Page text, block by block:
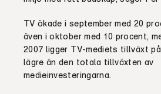
TV ökade i september med 20
även i oktober med 10 procent,
2007 ligger TV-mediets tillväxt
lägre än den totala tillväxten av
medieinvesteringarna.